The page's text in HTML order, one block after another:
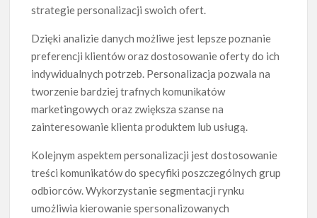
strategie personalizacji swoich ofert.
Dzięki analizie danych możliwe jest lepsze poznanie
preferencji klientów oraz dostosowanie oferty do ich
indywidualnych potrzeb. Personalizacja pozwala na
tworzenie bardziej trafnych komunikatów
marketingowych oraz zwiększa szanse na
zainteresowanie klienta produktem lub usługą.
Kolejnym aspektem personalizacji jest dostosowanie
treści komunikatów do specyfiki poszczególnych grup
odbiorców. Wykorzystanie segmentacji rynku
umożliwia kierowanie spersonalizowanych